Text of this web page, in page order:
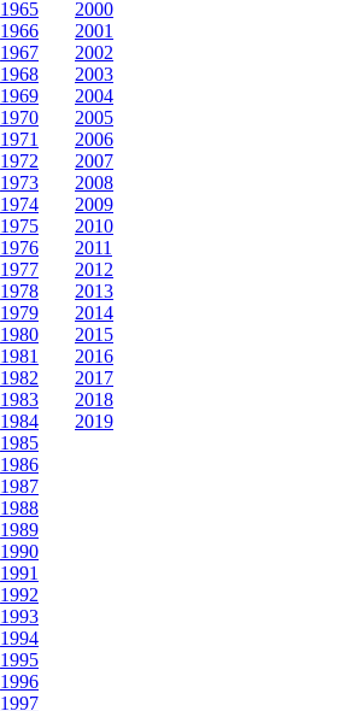
1965
1966
1967
1968
1969
1970
1971
1972
1973
1974
1975
1976
1977
1978
1979
1980
1981
1982
1983
1984
1985
1986
1987
1988
1989
1990
1991
1992
1993
1994
1995
1996
1997
2000
2001
2002
2003
2004
2005
2006
2007
2008
2009
2010
2011
2012
2013
2014
2015
2016
2017
2018
2019